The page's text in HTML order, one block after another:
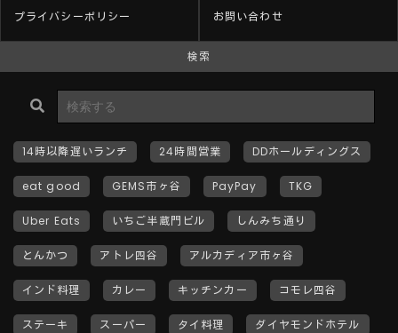
プライバシーポリシー お問い合わせ
検索
14時以降遅いランチ 24時間営業 DDホールディングス
eat good GEMS市ヶ谷 PayPay TKG
Uber Eats いちご半蔵門ビル しんみち通り
とんかつ アトレ四谷 アルカディア市ヶ谷
インド料理 カレー キッチンカー コモレ四谷
ステーキ スーパー タイ料理 ダイヤモンドホテル